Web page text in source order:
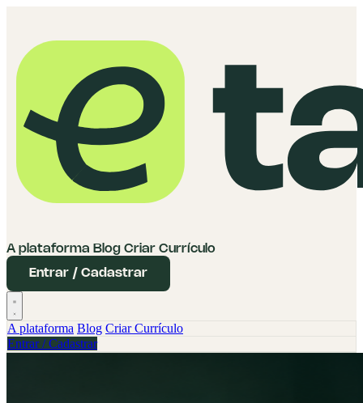
A plataforma Blog Criar Currículo
Entrar / Cadastrar
A plataforma Blog Criar Currículo
Entrar / Cadastrar